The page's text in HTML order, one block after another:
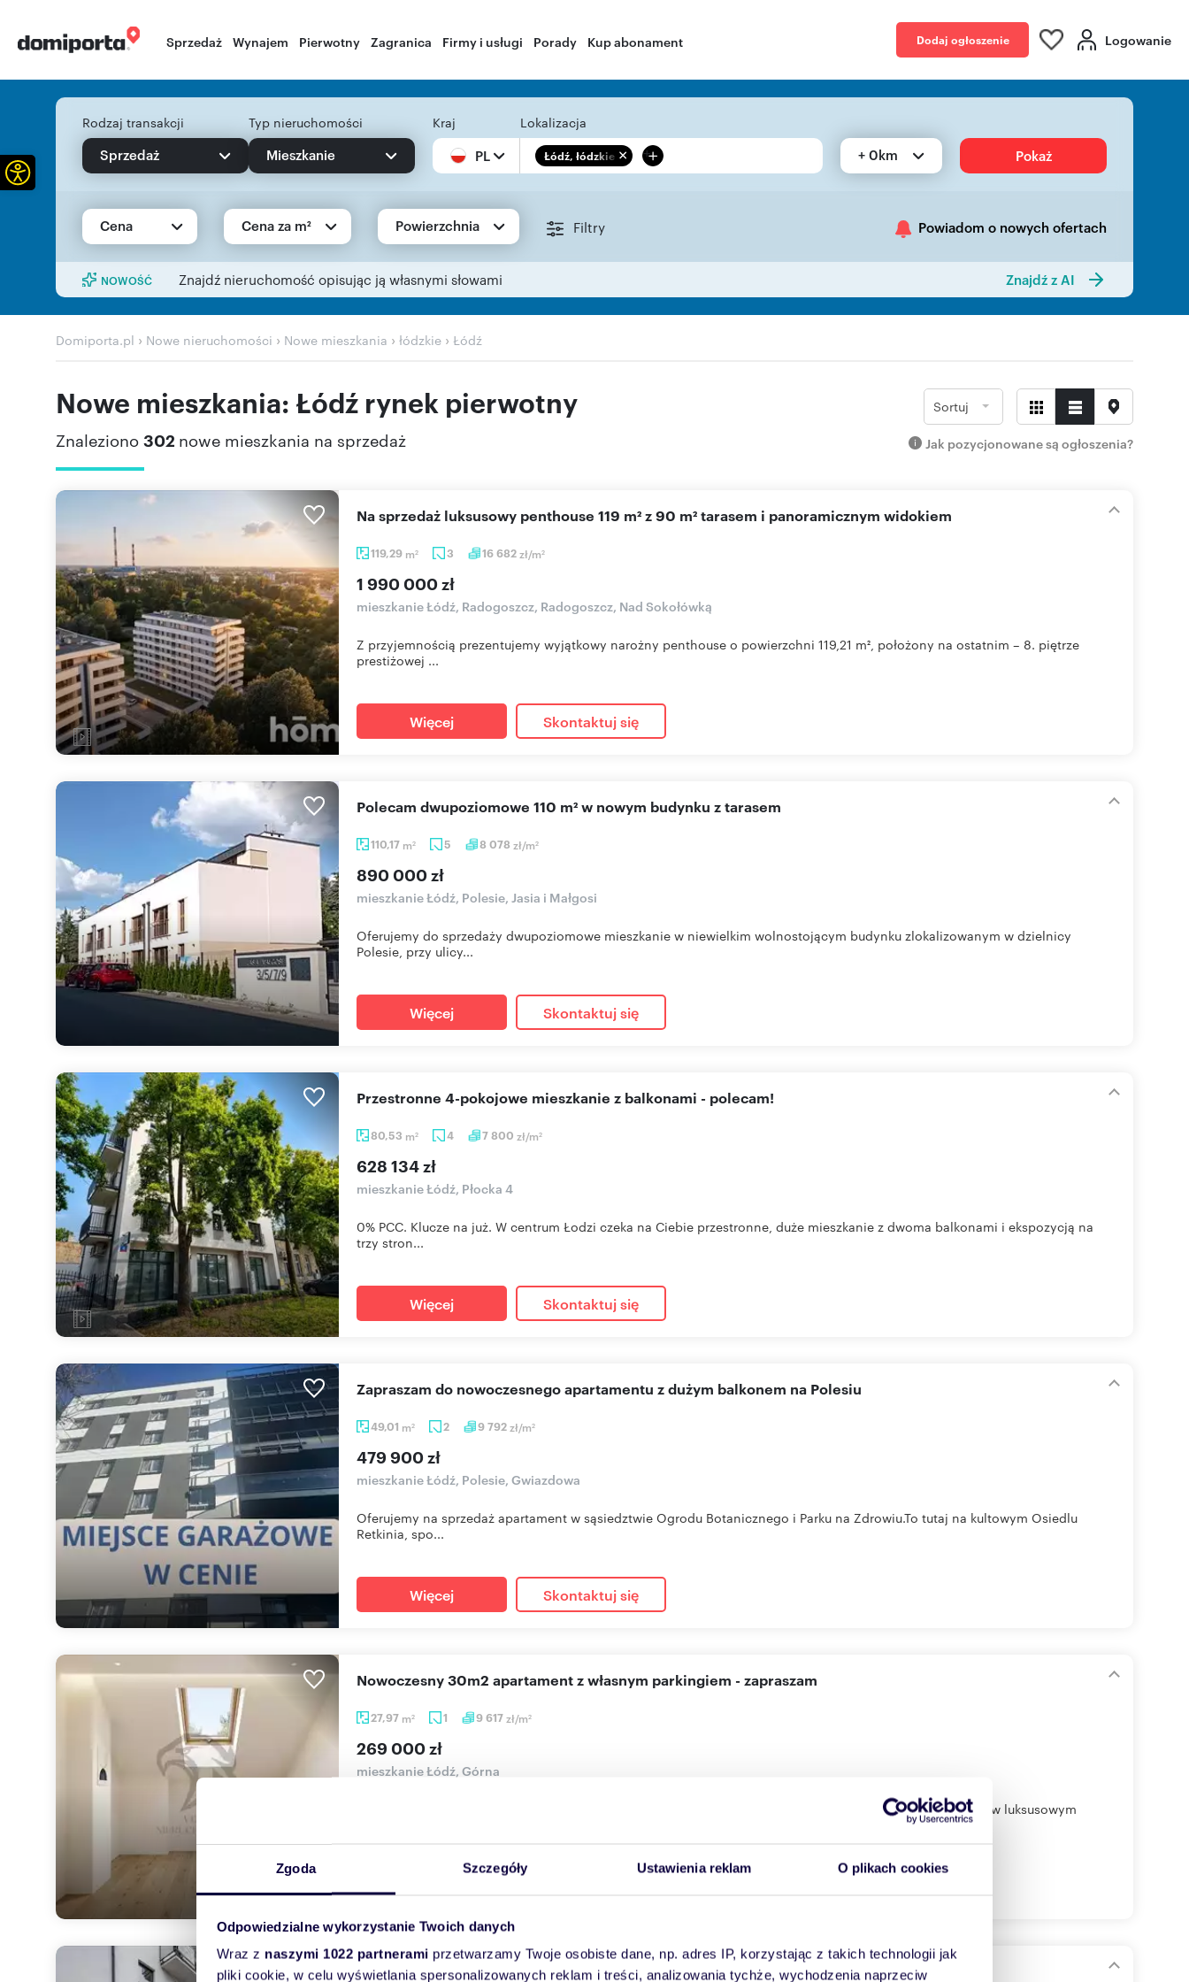
Zgoda Szczegóły Ustawienia reklam O plikach cookies
Odpowiedzialne wykorzystanie Twoich danych
Wraz z naszymi 1022 partnerami przetwarzamy Twoje osobiste dane, np. adres IP, korzystając z takich technologii jak
pliki cookie, w celu wyświetlania spersonalizowanych reklam i treści, analizowania tychże, wychodzenia naprzeciw
Sprzedaż Wynajem Pierwotny Zagranica Firmy i usługi Porady Kup abonament Dodaj ogłoszenie Logowanie
Rodzaj transakcji
Sprzedaż
Typ nieruchomości
Mieszkanie
Kraj
PL
Lokalizacja
Łódź, łódzkie + + 0km Pokaż
Cena Cena za m² Powierzchnia Filtry Powiadom o nowych ofertach
NOWOŚĆ Znajdź nieruchomość opisując ją własnymi słowami Znajdź z AI
Domiporta.pl › Nowe nieruchomości › Nowe mieszkania › łódzkie › Łódź
Nowe mieszkania: Łódź rynek pierwotny
Znaleziono 302 nowe mieszkania na sprzedaż
Sortuj
Jak pozycjonowane są ogłoszenia?
119,29 m2 3 16 682zł/m2
Na sprzedaż luksusowy penthouse 119 m² z 90 m² tarasem i panoramicznym widokiem
1 990 000 zł
mieszkanie Łódź, Radogoszcz, Radogoszcz, Nad Sokołówką
Z przyjemnością prezentujemy wyjątkowy narożny penthouse o powierzchni 119,21 m², położony na ostatnim – 8. piętrze
prestiżowej ...
Więcej Skontaktuj się
110,17 m2 5 8 078 zł/m2
Polecam dwupoziomowe 110 m² w nowym budynku z tarasem
890 000 zł
mieszkanie Łódź, Polesie, Jasia i Małgosi
Oferujemy do sprzedaży dwupoziomowe mieszkanie w niewielkim wolnostojącym budynku zlokalizowanym w dzielnicy
Polesie, przy ulicy...
Więcej Skontaktuj się
80,53 m2 4 7 800 zł/m2
Przestronne 4-pokojowe mieszkanie z balkonami - polecam!
628 134 zł
mieszkanie Łódź, Płocka 4
0% PCC. Klucze na już. W centrum Łodzi czeka na Ciebie przestronne, duże mieszkanie z dwoma balkonami i ekspozycją na
trzy stron...
Więcej Skontaktuj się
49,01 m2 2 9 792zł/m2
Zapraszam do nowoczesnego apartamentu z dużym balkonem na Polesiu
479 900 zł
mieszkanie Łódź, Polesie, Gwiazdowa
Oferujemy na sprzedaż apartament w sąsiedztwie Ogrodu Botanicznego i Parku na Zdrowiu.To tutaj na kultowym Osiedlu
Retkinia, spo...
Więcej Skontaktuj się
27,97 m2 1 9 617zł/m2
Nowoczesny 30m2 apartament z własnym parkingiem - zapraszam
269 000 zł
mieszkanie Łódź, Górna
Wszyscy jesteśmy tylko aktorami na scenie własnych ambicji, ale to Ty decydujesz, czy zagrasz rolę życia w luksusowym
Nowoczesne M4 z garderobą - balkon, garaż, blisko centrum
Otwórz pasek narzędzi